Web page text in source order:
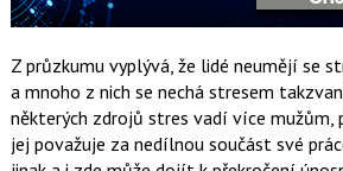
Z průzkumu vyplývá, že lidé neumějí se
a mnoho z nich se nechá stresem
některých zdrojů stres vadí více mužům,
jej považuje za nedílnou součást své